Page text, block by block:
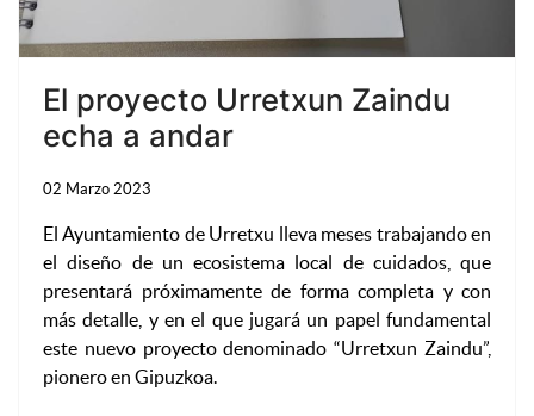
El proyecto Urretxun Zaindu
echa a andar
02 Marzo 2023
El Ayuntamiento de Urretxu lleva meses trabajando en
el diseño de un ecosistema local de cuidados, que
presentará próximamente de forma completa y con
más detalle, y en el que jugará un papel fundamental
este nuevo proyecto denominado “Urretxun Zaindu”,
pionero en Gipuzkoa.